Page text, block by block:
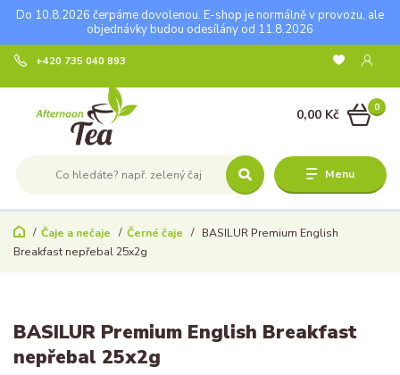
Do 10.8.2026 čerpáme dovolenou. E-shop je normálně v provozu, ale
objednávky budou odesílány od 11.8.2026
Menu
+420 735 040 893
0
0,00 Kč
Čaje a nečaje Černé čaje
BASILUR Premium English
Breakfast nepřebal 25x2g
BASILUR Premium English Breakfast
nepřebal 25x2g